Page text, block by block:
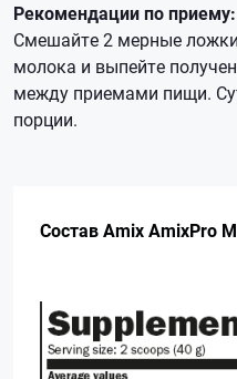
Рекомендации по приему:
Смешайте 2 мерные
молока и выпейте
между приемами пищи.
порции.
Состав Amix AmixPro